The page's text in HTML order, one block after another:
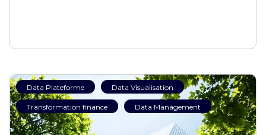
Data Plateforme Data Visualisation
Transformation finance Data Management